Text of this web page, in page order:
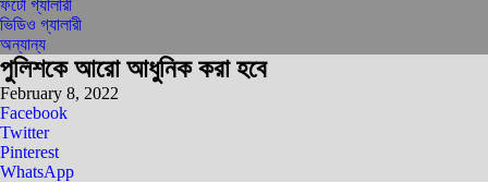
ফটো গ্যালারী
ভিডিও গ্যালারী
অন্যান্য
পুলিশকে আরো আধুনিক করা হবে
February 8, 2022
Facebook
Twitter
Pinterest
WhatsApp